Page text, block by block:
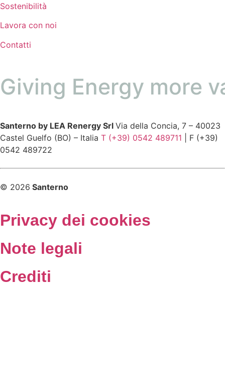
Sostenibilità
Lavora con noi
Contatti
Giving Energy more
Santerno by LEA Renergy Srl Via della Concia, 7 – 40023
Castel Guelfo (BO) – Italia T (+39) 0542 489711 | F (+39)
0542 489722
© 2026 Santerno
Privacy dei cookies
Note legali
Crediti